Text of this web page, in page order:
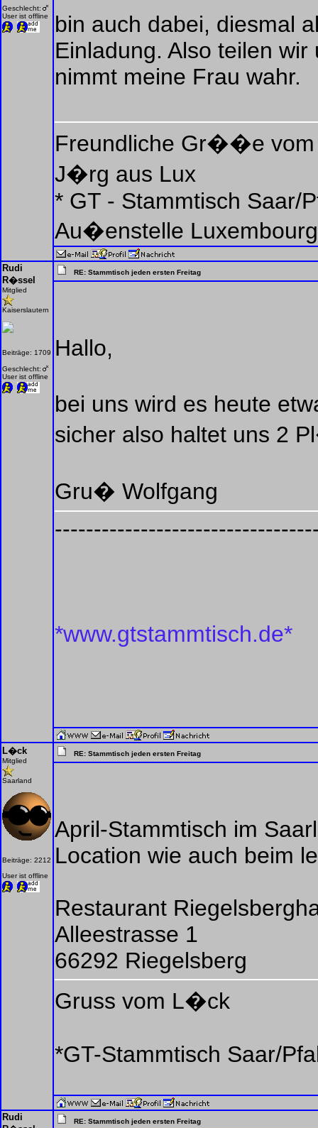
Geschlecht:
User ist offline
bin auch dabei, diesmal
Einladung. Also teilen
nimmt meine Frau wahr.
Freundliche Gr��e vom
J�rg aus Lux
* GT - Stammtisch Saar/
Au�enstelle Luxembourg
Rudi
R�ssel
Mitglied
Kaiserslautern
Beiträge: 1709
Geschlecht:
User ist offline
RE: Stammtisch jeden ersten Freitag
Hallo,
bei uns wird es heute
sicher also haltet uns 2
Gru� Wolfgang
*www.gtstammtisch.de*
L�ck
Mitglied
Saarland
Beiträge: 2212
User ist offline
RE: Stammtisch jeden ersten Freitag
April-Stammtisch im
Location wie auch beim
Restaurant
Alleestrasse 1
66292 Riegelsberg
Gruss vom L�ck
*GT-Stammtisch Saar/
Rudi
RE: Stammtisch jeden ersten Freitag